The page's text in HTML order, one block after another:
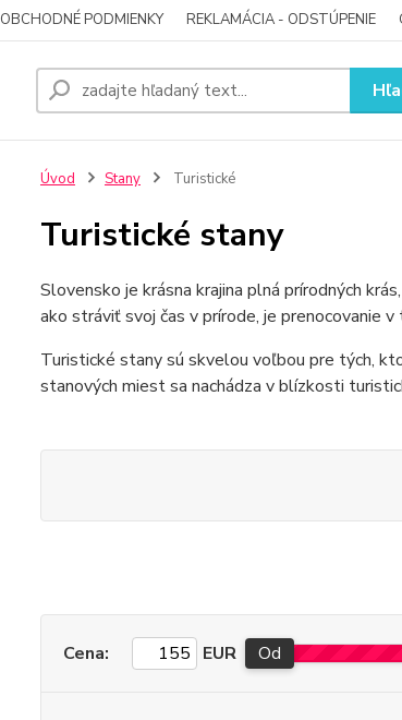
OBCHODNÉ PODMIENKY REKLAMÁCIA - ODSTÚPENIE
Úvod Stany Turistické
Turistické stany
Slovensko je krásna krajina plná prírodných
ako stráviť svoj čas v prírode, je prenocovanie
Turistické stany sú skvelou voľbou pre tých,
stanových miest sa nachádza v blízkosti
Cena: EUR Od